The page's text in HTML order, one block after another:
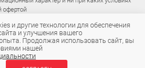
офертой
и другие технологии для обеспечения
и улучшения вашего
Продолжая использовать сайт, вы
нашей